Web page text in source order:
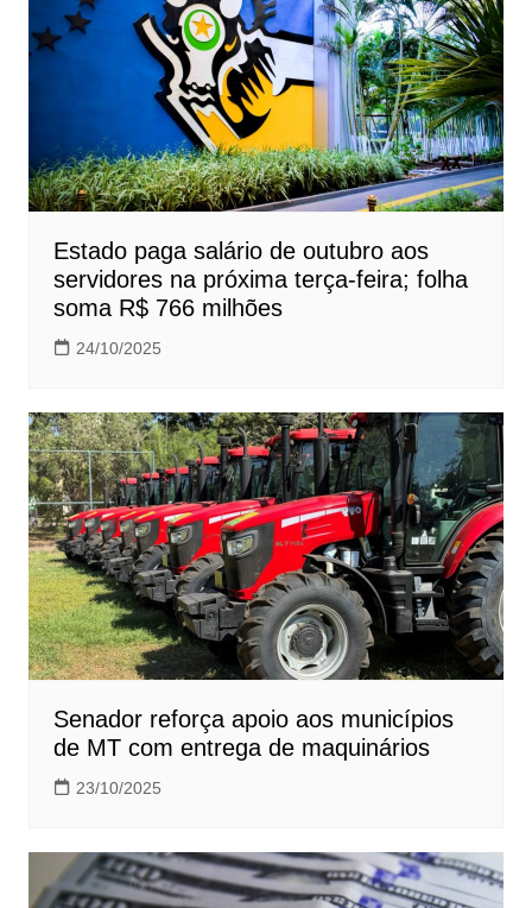
Estado paga salário de outubro aos
servidores na próxima terça-feira; folha
soma R$ 766 milhões
24/10/2025
Senador reforça apoio aos municípios
de MT com entrega de maquinários
23/10/2025